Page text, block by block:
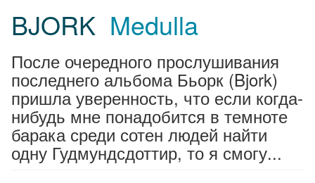
BJORK Medulla
После очередного прослушивания
последнего альбома Бьорк (Bjork)
пришла уверенность, что если когда-
нибудь мне понадобится в темноте
барака среди сотен людей найти
одну Гудмундсдоттир, то я смогу...